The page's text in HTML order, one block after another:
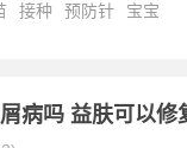
接种 预防针 宝宝
病吗 益肤可以修